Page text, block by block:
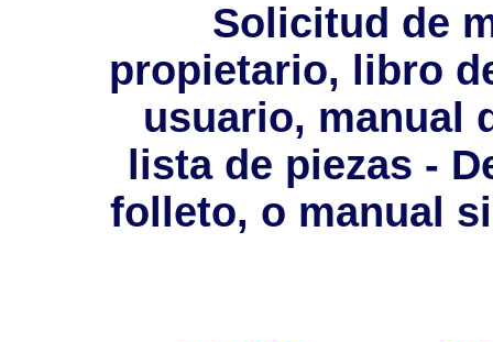
Solicitud de
propietario, libro
usuario, manual
lista de piezas -
folleto, o manual